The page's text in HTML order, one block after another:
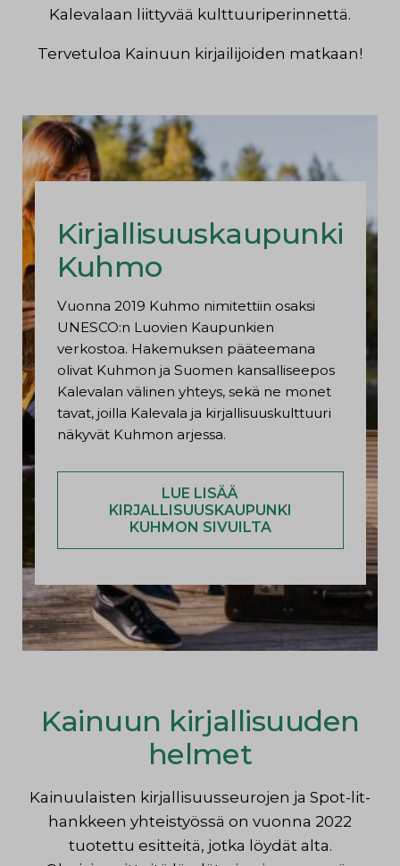
Kalevalaan liittyvää kulttuuriperinnettä.
Tervetuloa Kainuun kirjailijoiden matkaan!
Kirjallisuuskaupunki
Kuhmo
Vuonna 2019 Kuhmo nimitettiin osaksi
UNESCO:n Luovien Kaupunkien
verkostoa. Hakemuksen pääteemana
olivat Kuhmon ja Suomen kansalliseepos
Kalevalan välinen yhteys, sekä ne monet
tavat, joilla Kalevala ja kirjallisuuskulttuuri
näkyvät Kuhmon arjessa.
LUE LISÄÄ
KIRJALLISUUSKAUPUNKI
KUHMON SIVUILTA
Kainuun kirjallisuuden
helmet
Kainuulaisten kirjallisuusseurojen ja Spot-lit-
hankkeen yhteistyössä on vuonna 2022
tuotettu esitteitä, jotka löydät alta.